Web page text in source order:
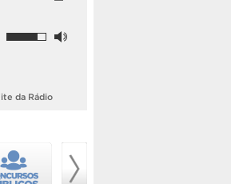
da Rádio